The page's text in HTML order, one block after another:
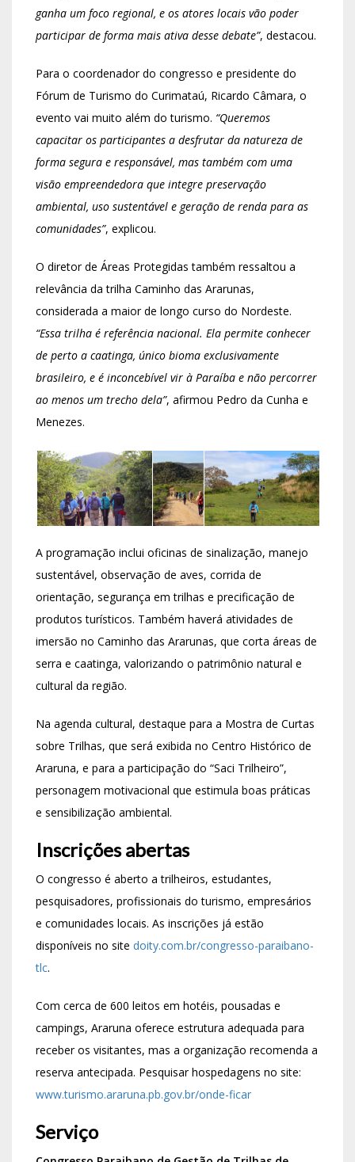
ganha um foco regional, e os atores locais vão poder
participar de forma mais ativa desse debate”, destacou.
Para o coordenador do congresso e presidente do
Fórum de Turismo do Curimataú, Ricardo Câmara, o
evento vai muito além do turismo. “Queremos
capacitar os participantes a desfrutar da natureza de
forma segura e responsável, mas também com uma
visão empreendedora que integre preservação
ambiental, uso sustentável e geração de renda para as
comunidades”, explicou.
O diretor de Áreas Protegidas também ressaltou a
relevância da trilha Caminho das Ararunas,
considerada a maior de longo curso do Nordeste.
“Essa trilha é referência nacional. Ela permite conhecer
de perto a caatinga, único bioma exclusivamente
brasileiro, e é inconcebível vir à Paraíba e não percorrer
ao menos um trecho dela”, afirmou Pedro da Cunha e
Menezes.
A programação inclui oficinas de sinalização, manejo
sustentável, observação de aves, corrida de
orientação, segurança em trilhas e precificação de
produtos turísticos. Também haverá atividades de
imersão no Caminho das Ararunas, que corta áreas de
serra e caatinga, valorizando o patrimônio natural e
cultural da região.
Na agenda cultural, destaque para a Mostra de Curtas
sobre Trilhas, que será exibida no Centro Histórico de
Araruna, e para a participação do “Saci Trilheiro”,
personagem motivacional que estimula boas práticas
e sensibilização ambiental.
Inscrições abertas
O congresso é aberto a trilheiros, estudantes,
pesquisadores, profissionais do turismo, empresários
e comunidades locais. As inscrições já estão
disponíveis no site doity.com.br/congresso-paraibano-
tlc.
Com cerca de 600 leitos em hotéis, pousadas e
campings, Araruna oferece estrutura adequada para
receber os visitantes, mas a organização recomenda a
reserva antecipada. Pesquisar hospedagens no site:
www.turismo.araruna.pb.gov.br/onde-ficar
Serviço